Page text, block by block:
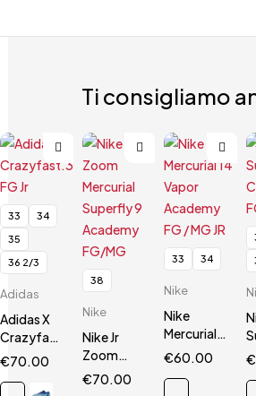
Ti consigliamo
33
34
35
36 2/3
Adidas
Adidas X
Crazyfast.3
FG Jr
€70.00
38
Nike
Nike Jr
Zoom
Mercurial
€70.00
33 34
Nike
Nike
Mercurial
14 Vapor
FG / MG JR
€60.00 €